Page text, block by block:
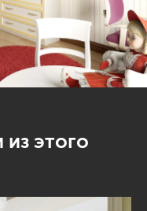
этого